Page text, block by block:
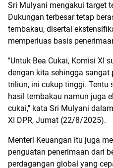
Sri Mulyani mengakui target
Dukungan terbesar tetap
tembakau, disertai
memperluas basis
"Untuk Bea Cukai, Komisi XI
dengan kita sehingga sangat
triliun, ini cukup tinggi. Tentu
hasil tembakau namun juga
cukai," kata Sri Mulyani
XI DPR, Jumat (22/8/2025).
Menteri Keuangan itu juga
penguatan penerimaan dari
perdagangan global yang